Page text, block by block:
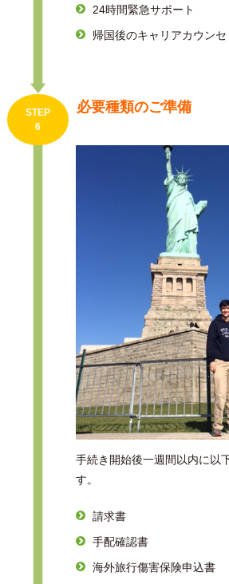
24時間緊急サポート
帰国後のキャリアカウン
STEP
6
必要種類のご準備
手続き開始後一週間以内に以
す。
請求書
手配確認書
海外旅行傷害保険申込書